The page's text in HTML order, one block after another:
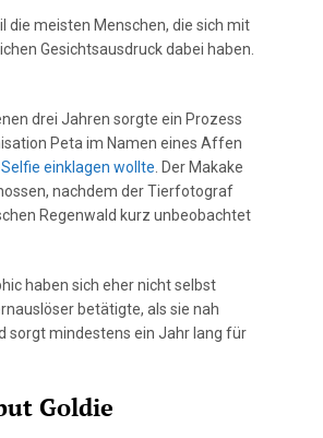
die meisten Menschen, die sich mit
Gesichtsausdruck dabei haben.
drei Jahren sorgte ein Prozess
Peta im Namen eines Affen
einklagen wollte . Der Makake
nachdem der Tierfotograf
Regenwald kurz unbeobachtet
haben sich eher nicht selbst
betätigte, als sie nah
sorgt mindestens ein Jahr lang für
Goldie